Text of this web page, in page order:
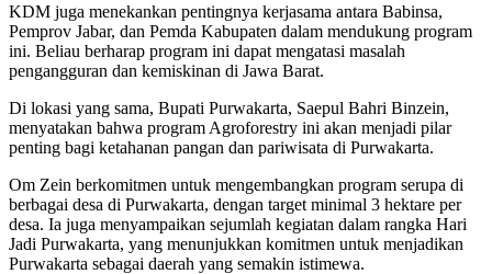
KDM juga menekankan pentingnya kerjasama antara Babinsa,
Pemprov Jabar, dan Pemda Kabupaten dalam mendukung program
ini. Beliau berharap program ini dapat mengatasi masalah
pengangguran dan kemiskinan di Jawa Barat.
Di lokasi yang sama, Bupati Purwakarta, Saepul Bahri Binzein,
menyatakan bahwa program Agroforestry ini akan menjadi pilar
penting bagi ketahanan pangan dan pariwisata di Purwakarta.
Om Zein berkomitmen untuk mengembangkan program serupa di
berbagai desa di Purwakarta, dengan target minimal 3 hektare per
desa. Ia juga menyampaikan sejumlah kegiatan dalam rangka Hari
Jadi Purwakarta, yang menunjukkan komitmen untuk menjadikan
Purwakarta sebagai daerah yang semakin istimewa.